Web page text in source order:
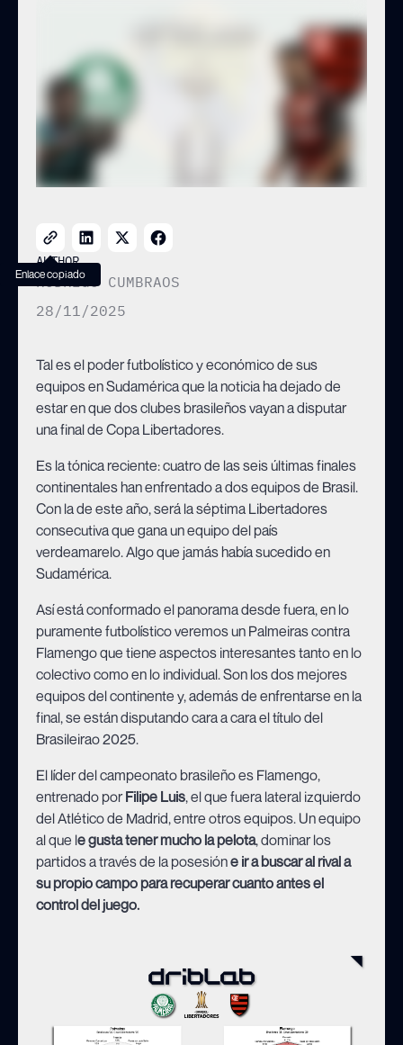
Enlace copiado
AUTHOR
RODRIGO CUMBRAOS
28/11/2025
Tal es el poder futbolístico y económico de sus
equipos en Sudamérica que la noticia ha dejado de
estar en que dos clubes brasileños vayan a disputar
una final de Copa Libertadores.
Es la tónica reciente: cuatro de las seis últimas finales
continentales han enfrentado a dos equipos de Brasil.
Con la de este año, será la séptima Libertadores
consecutiva que gana un equipo del país
verdeamarelo. Algo que jamás había sucedido en
Sudamérica.
Así está conformado el panorama desde fuera, en lo
puramente futbolístico veremos un Palmeiras contra
Flamengo que tiene aspectos interesantes tanto en lo
colectivo como en lo individual. Son los dos mejores
equipos del continente y, además de enfrentarse en la
final, se están disputando cara a cara el título del
Brasileirao 2025.
El líder del campeonato brasileño es Flamengo,
entrenado porFilipe Luis, el que fuera lateral izquierdo
del Atlético de Madrid, entre otros equipos. Un equipo
al que le gusta tener mucho la pelota, dominar los
partidos a través de la posesióne ir a buscar al rival a
su propio campo para recuperar cuanto antes el
control del juego.